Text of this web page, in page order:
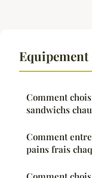
Comment
sandwichs
Comment
pains frais